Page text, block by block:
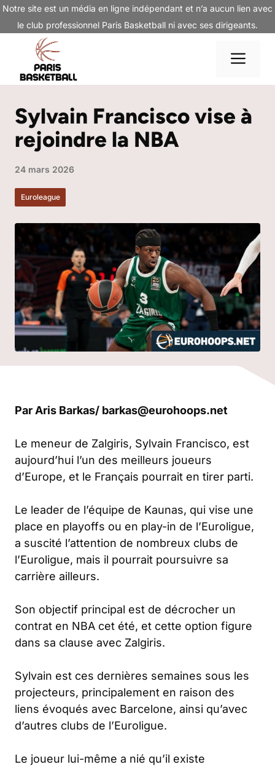
Aller
contenu
Notre site est un média en ligne indépendant et n’a aucun lien avec
le club professionnel Paris Basketball ni avec ses dirigeants.
Sylvain Francisco vise à
rejoindre la NBA
24 mars 2026
Euroleague
Par Aris Barkas/ barkas@eurohoops.net
Le meneur de Zalgiris, Sylvain Francisco, est
aujourd’hui l’un des meilleurs joueurs
d’Europe, et le Français pourrait en tirer parti.
Le leader de l’équipe de Kaunas, qui vise une
place en playoffs ou en play-in de l’Euroligue,
a suscité l’attention de nombreux clubs de
l’Euroligue, mais il pourrait poursuivre sa
carrière ailleurs.
Son objectif principal est de décrocher un
contrat en NBA cet été, et cette option figure
dans sa clause avec Zalgiris.
Sylvain est ces dernières semaines sous les
projecteurs, principalement en raison des
liens évoqués avec Barcelone, ainsi qu’avec
d’autres clubs de l’Euroligue.
Le joueur lui-même a nié qu’il existe